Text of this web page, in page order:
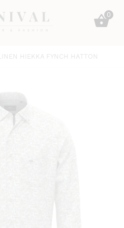
0
HIEKKA FYNCH HATTON